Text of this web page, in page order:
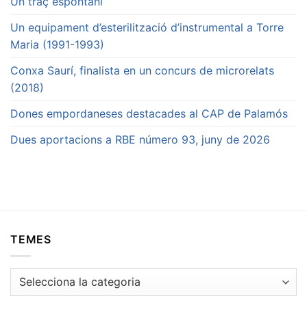
Un equipament d’esterilització d’instrumental a Torre
Maria (1991-1993)
Conxa Saurí, finalista en un concurs de microrelats
(2018)
Dones empordaneses destacades al CAP de Palamós
Dues aportacions a RBE número 93, juny de 2026
TEMES
Temes